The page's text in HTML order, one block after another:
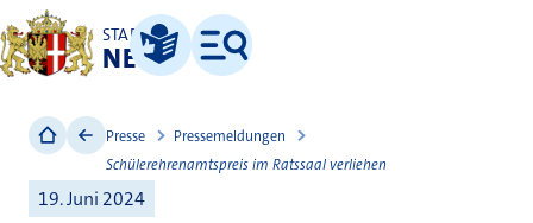
STADT
NEUSS
Leichte Sprache
Menü
Presse
Pressemeldungen
Schülerehrenamtspreis im Ratssaal verliehen
19. Juni 2024